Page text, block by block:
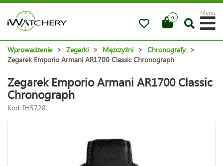
0
Menu
Wprowadzenie > Zegarki > Mężczyźni > Chronografy >
Zegarek Emporio Armani AR1700 Classic Chronograph
Zegarek Emporio Armani AR1700 Classic
Chronograph
Kod: IH5728